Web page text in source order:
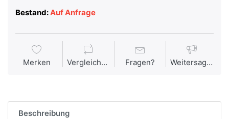
Bestand:Auf Anfrage
Merken Vergleichen Fragen? Weitersagen
Beschreibung